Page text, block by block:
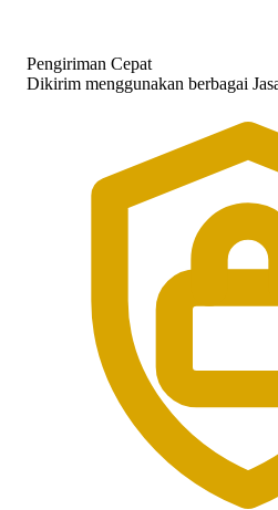
Pengiriman Cepat
Dikirim menggunakan berbagai